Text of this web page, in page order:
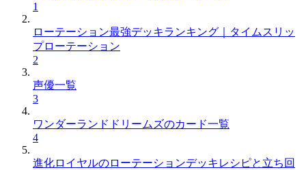
1
ローテーション最強デッキランキング｜タイムスリッ
プローテーション
2
声優一覧
3
ワンダーランドドリームズのカード一覧
4
進化ロイヤルのローテーションデッキレシピと立ち回